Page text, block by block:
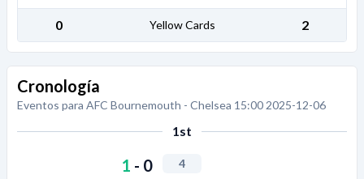
0 Yellow Cards 2
Cronología
Eventos para AFC Bournemouth - Chelsea 15:00 2025-12-06
1st
1 - 0 4